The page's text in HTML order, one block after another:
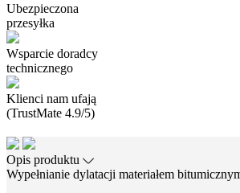
Ubezpieczona
przesyłka
Wsparcie doradcy
technicznego
Klienci nam ufają
(TrustMate 4.9/5)
Opis produktu
Wypełnianie dylatacji materiałem